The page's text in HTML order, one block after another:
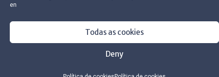
en
Todas as cookies
Deny